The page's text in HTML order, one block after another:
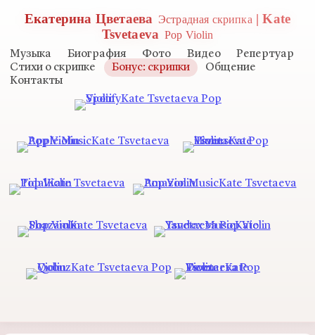
Екатерина Цветаева Эстрадная скрипка | Kate
Tsvetaeva Pop Violin
Музыка Биография Фото Видео
Репертуар
Стихи о скрипке
Бонус: скрипки
Общение
Контакты